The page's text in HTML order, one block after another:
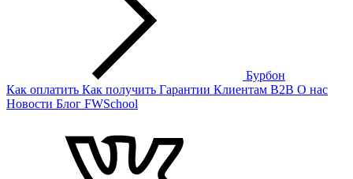
Бурбон
Как оплатить Как получить Гарантии Клиентам B2B О нас
Новости Блог FWSchool